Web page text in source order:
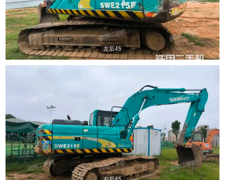
左后45